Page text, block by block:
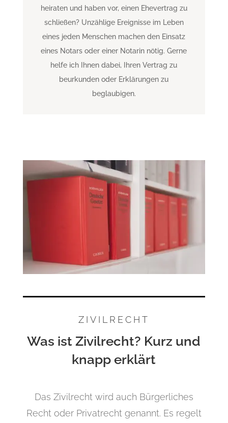
heiraten und haben vor, einen Ehevertrag zu
schließen? Unzählige Ereignisse im Leben
eines jeden Menschen machen den Einsatz
eines Notars oder einer Notarin nötig. Gerne
helfe ich Ihnen dabei, Ihren Vertrag zu
beurkunden oder Erklärungen zu
beglaubigen.
ZIVILRECHT
Was ist Zivilrecht? Kurz und
knapp erklärt
Das Zivilrecht wird auch Bürgerliches
Recht oder Privatrecht genannt. Es regelt